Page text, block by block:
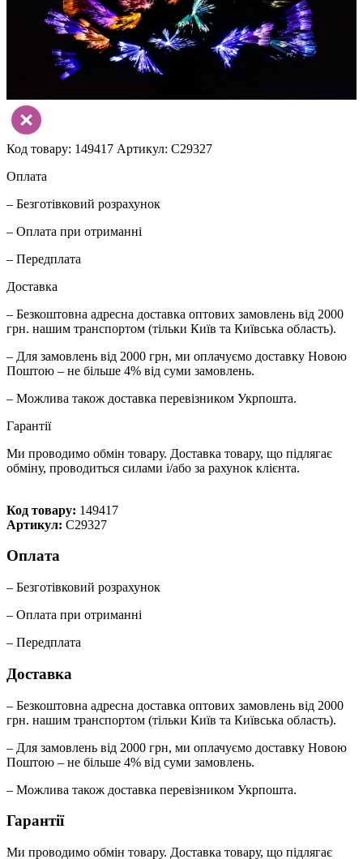
Код товару: 149417 Артикул: C29327
Оплата
– Безготівковий розрахунок
– Оплата при отриманні
– Передплата
Доставка
– Безкоштовна адресна доставка оптових замовлень від 2000
грн. нашим транспортом (тільки Київ та Київська область).
– Для замовлень від 2000 грн, ми оплачуємо доставку Новою
Поштою – не більше 4% від суми замовлень.
– Можлива також доставка перевізником Укрпошта.
Гарантії
Ми проводимо обмін товару. Доставка товару, що підлягає
обміну, проводиться силами і/або за рахунок клієнта.
Код товару: 149417
Артикул: C29327
Оплата
– Безготівковий розрахунок
– Оплата при отриманні
– Передплата
Доставка
– Безкоштовна адресна доставка оптових замовлень від 2000
грн. нашим транспортом (тільки Київ та Київська область).
– Для замовлень від 2000 грн, ми оплачуємо доставку Новою
Поштою – не більше 4% від суми замовлень.
– Можлива також доставка перевізником Укрпошта.
Гарантії
Ми проводимо обмін товару. Доставка товару, що підлягає